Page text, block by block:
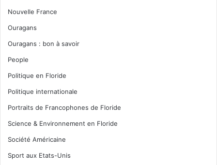
Nouvelle France
Ouragans
Ouragans : bon à savoir
People
Politique en Floride
Politique internationale
Portraits de Francophones de Floride
Science & Environnement en Floride
Société Américaine
Sport aux Etats-Unis